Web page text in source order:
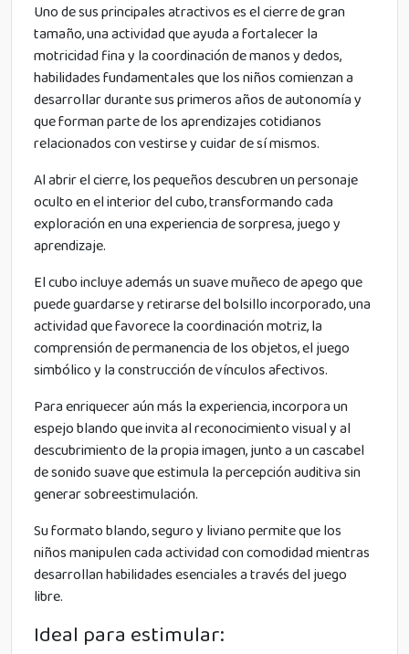
Uno de sus principales atractivos es el cierre de gran
tamaño, una actividad que ayuda a fortalecer la
motricidad fina y la coordinación de manos y dedos,
habilidades fundamentales que los niños comienzan a
desarrollar durante sus primeros años de autonomía y
que forman parte de los aprendizajes cotidianos
relacionados con vestirse y cuidar de sí mismos.
Al abrir el cierre, los pequeños descubren un personaje
oculto en el interior del cubo, transformando cada
exploración en una experiencia de sorpresa, juego y
aprendizaje.
El cubo incluye además un suave muñeco de apego que
puede guardarse y retirarse del bolsillo incorporado, una
actividad que favorece la coordinación motriz, la
comprensión de permanencia de los objetos, el juego
simbólico y la construcción de vínculos afectivos.
Para enriquecer aún más la experiencia, incorpora un
espejo blando que invita al reconocimiento visual y al
descubrimiento de la propia imagen, junto a un cascabel
de sonido suave que estimula la percepción auditiva sin
generar sobreestimulación.
Su formato blando, seguro y liviano permite que los
niños manipulen cada actividad con comodidad mientras
desarrollan habilidades esenciales a través del juego
libre.
Ideal para estimular: